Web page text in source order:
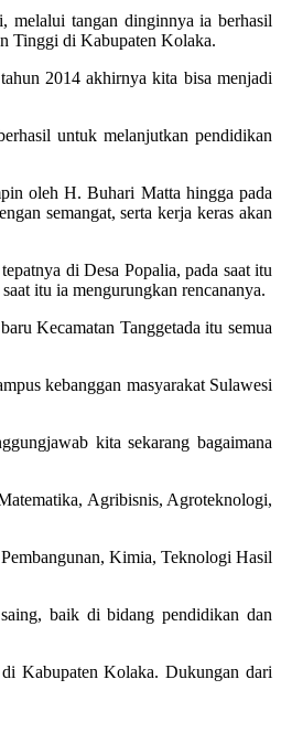
melalui tangan dinginnya ia berhasil
Tinggi di Kabupaten Kolaka.
2014 akhirnya kita bisa menjadi
untuk melanjutkan pendidikan
oleh H. Buhari Matta hingga pada
semangat, serta kerja keras akan
di Desa Popalia, pada saat itu
itu ia mengurungkan rencananya.
Kecamatan Tanggetada itu semua
kebanggan masyarakat Sulawesi
kita sekarang bagaimana
Agribisnis, Agroteknologi,
Kimia, Teknologi Hasil
baik di bidang pendidikan dan
Kabupaten Kolaka. Dukungan dari